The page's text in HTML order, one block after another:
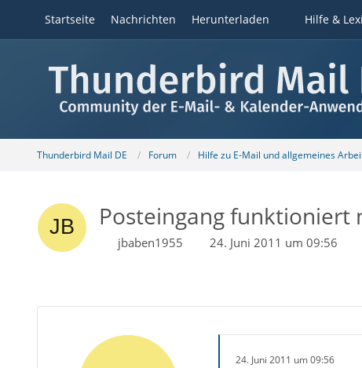
Startseite Nachrichten Herunterladen Hilfe &
Thunderbird Mail DE Forum Hilfe zu E-Mail und allgemeines
Posteingang funktioniert
jbaben1955 24. Juni 2011 um 09:56
24. Juni 2011 um 09:56